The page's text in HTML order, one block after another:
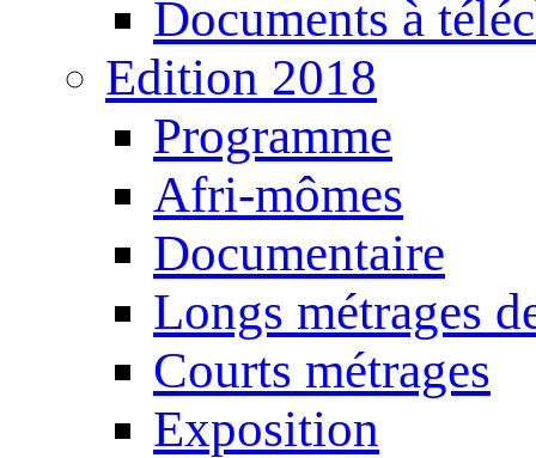
Documents à
Edition 2018
Programme
Afri-mômes
Documentaire
Longs métrages
Courts métrages
Exposition